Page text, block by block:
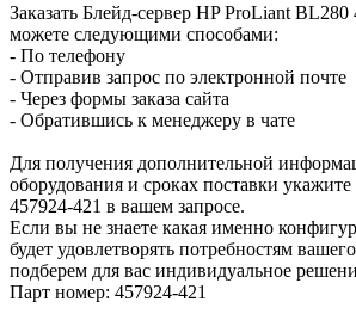
Заказать Блейд-сервер HP ProLiant
можете следующими способами:
- По телефону
- Отправив запрос по электронной почте
- Через формы заказа сайта
- Обратившись к менеджеру в чате
Для получения дополнительной
оборудования и сроках поставки
457924-421 в вашем запросе.
Если вы не знаете какая именно
будет удовлетворять потребностям
подберем для вас индивидуальное
Парт номер: 457924-421